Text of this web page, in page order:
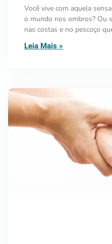
Você vive com aquela
o mundo nos ombros? Ou
nas costas e no pescoço
Leia Mais »